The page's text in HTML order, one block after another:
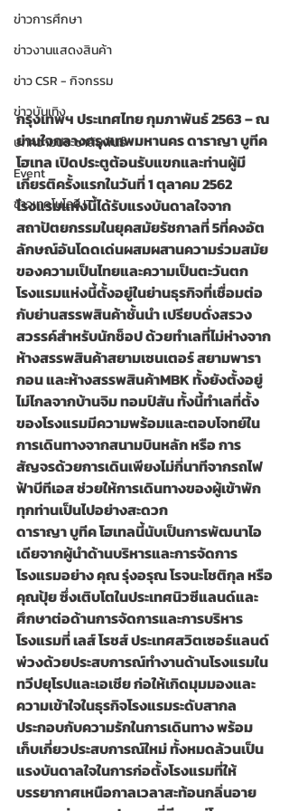
ข่าวการศึกษา
ข่าวงานแสดงสินค้า
ข่าว CSR - กิจกรรม
ข่าวบันเทิง
บทความประชาสัมพันธ์
Event
ข่าวเทคโนโลยี IT
กรุงเทพฯ ประเทศไทย กุมภาพันธ์ 2563 – ณ
ย่านใจกลางกรุงเทพมหานคร ดาราญา บูทีค
โฮเทล เปิดประตูต้อนรับแขกและท่านผู้มี
เกียรติครั้งแรกในวันที่ 1 ตุลาคม 2562
โรงแรมแห่งนี้ได้รับแรงบันดาลใจจาก
สถาปัตยกรรมในยุคสมัยรัชกาลที่ 5ที่คงอัต
ลักษณ์อันโดดเด่นผสมผสานความร่วมสมัย
ของความเป็นไทยและความเป็นตะวันตก
โรงแรมแห่งนี้ตั้งอยู่ในย่านธุรกิจที่เชื่อมต่อ
กับย่านสรรพสินค้าชั้นนำ เปรียบดั่งสรวง
สวรรค์สำหรับนักช็อป ด้วยทำเลที่ไม่ห่างจาก
ห้างสรรพสินค้าสยามเซนเตอร์ สยามพารา
กอน และห้างสรรพสินค้าMBK ทั้งยังตั้งอยู่
ไม่ไกลจากบ้านจิม ทอมป์สัน ทั้งนี้ทำเลที่ตั้ง
ของโรงแรมมีความพร้อมและตอบโจทย์ใน
การเดินทางจากสนามบินหลัก หรือ การ
สัญจรด้วยการเดินเพียงไม่กี่นาทีจากรถไฟ
ฟ้าบีทีเอส ช่วยให้การเดินทางของผู้เข้าพัก
ทุกท่านเป็นไปอย่างสะดวก
ดาราญา บูทีค โฮเทลนี้นับเป็นการพัฒนาไอ
เดียจากผู้นำด้านบริหารและการจัดการ
โรงแรมอย่าง คุณ รุ่งอรุณ โรจนะโชติกุล หรือ
คุณปุ้ย ซึ่งเติบโตในประเทศนิวซีแลนด์และ
ศึกษาต่อด้านการจัดการและการบริหาร
โรงแรมที่ เลส์ โรชส์ ประเทศสวิตเซอร์แลนด์
พ่วงด้วยประสบการณ์ทำงานด้านโรงแรมใน
ทวีปยุโรปและเอเชีย ก่อให้เกิดมุมมองและ
ความเข้าใจในธุรกิจโรงแรมระดับสากล
ประกอบกับความรักในการเดินทาง พร้อม
เก็บเกี่ยวประสบการณ์ใหม่ ทั้งหมดล้วนเป็น
แรงบันดาลใจในการก่อตั้งโรงแรมที่ให้
บรรยากาศเหนือกาลเวลาสะท้อนกลิ่นอาย